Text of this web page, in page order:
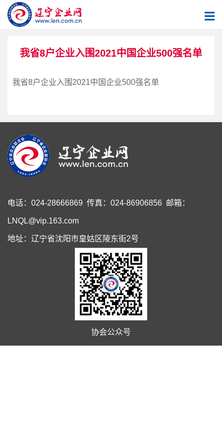
我省8户企业入围2021中国企业500强名单
我省8户企业入围2021中国企业500强名单
电话：024-28666869 传真：024-86906856 邮箱：
LNQL@vip.163.com
地址：辽宁省沈阳市皇姑区陵东街2号
协会公众号